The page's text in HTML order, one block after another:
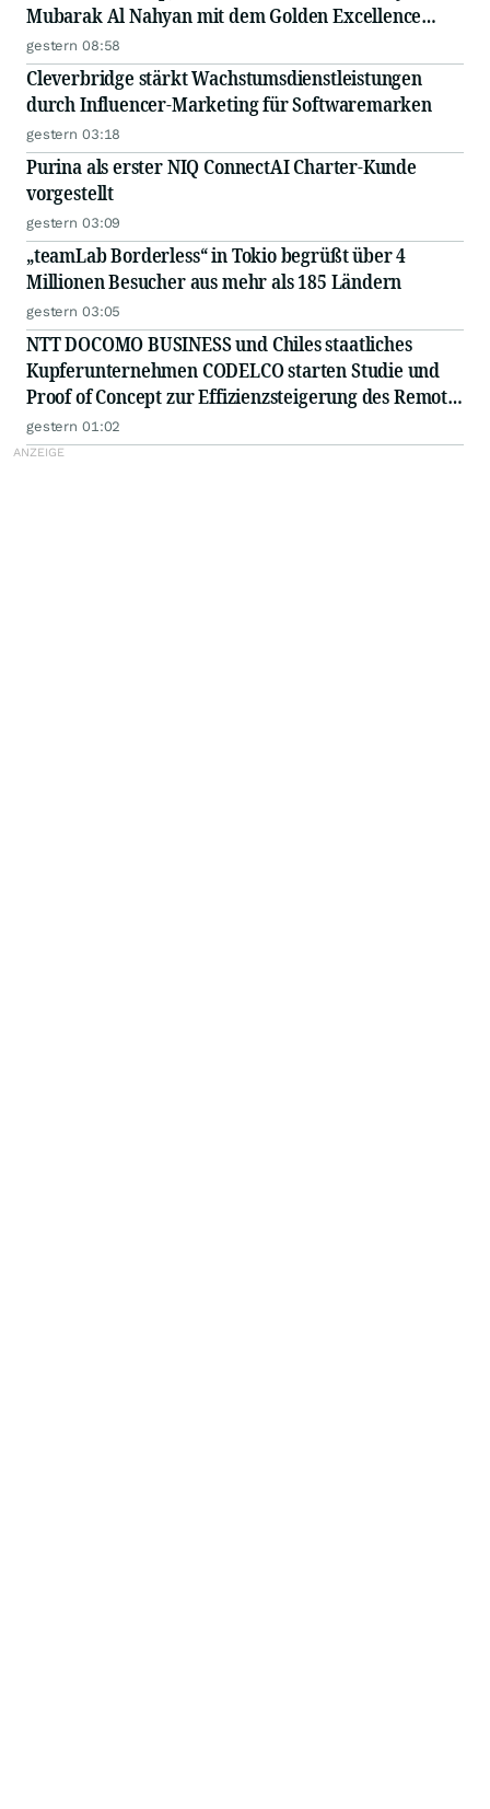
Mubarak Al Nahyan mit dem Golden Excellence
Award für herausragende Leistungen in den
Bereichen FinTech, digitale Vermögenswerte und
Blockchain ausgezeichnet
gestern 08:58
Cleverbridge stärkt Wachstumsdienstleistungen
durch Influencer-Marketing für Softwaremarken
gestern 03:18
Purina als erster NIQ ConnectAI Charter-Kunde
vorgestellt
gestern 03:09
„teamLab Borderless“ in Tokio begrüßt über 4
Millionen Besucher aus mehr als 185 Ländern
gestern 03:05
NTT DOCOMO BUSINESS und Chiles staatliches
Kupferunternehmen CODELCO starten Studie und
Proof of Concept zur Effizienzsteigerung des Remote-
Betriebs von Kupferminen mittels IOWN APN
gestern 01:02